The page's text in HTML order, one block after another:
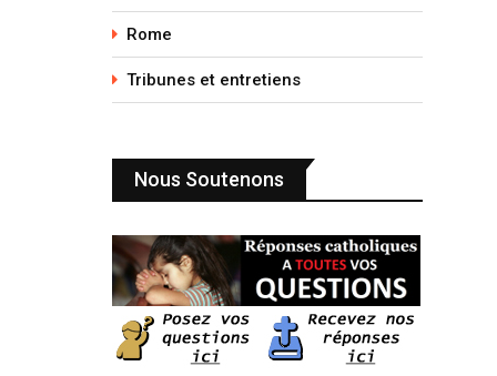
Rome
Tribunes et entretiens
Nous Soutenons